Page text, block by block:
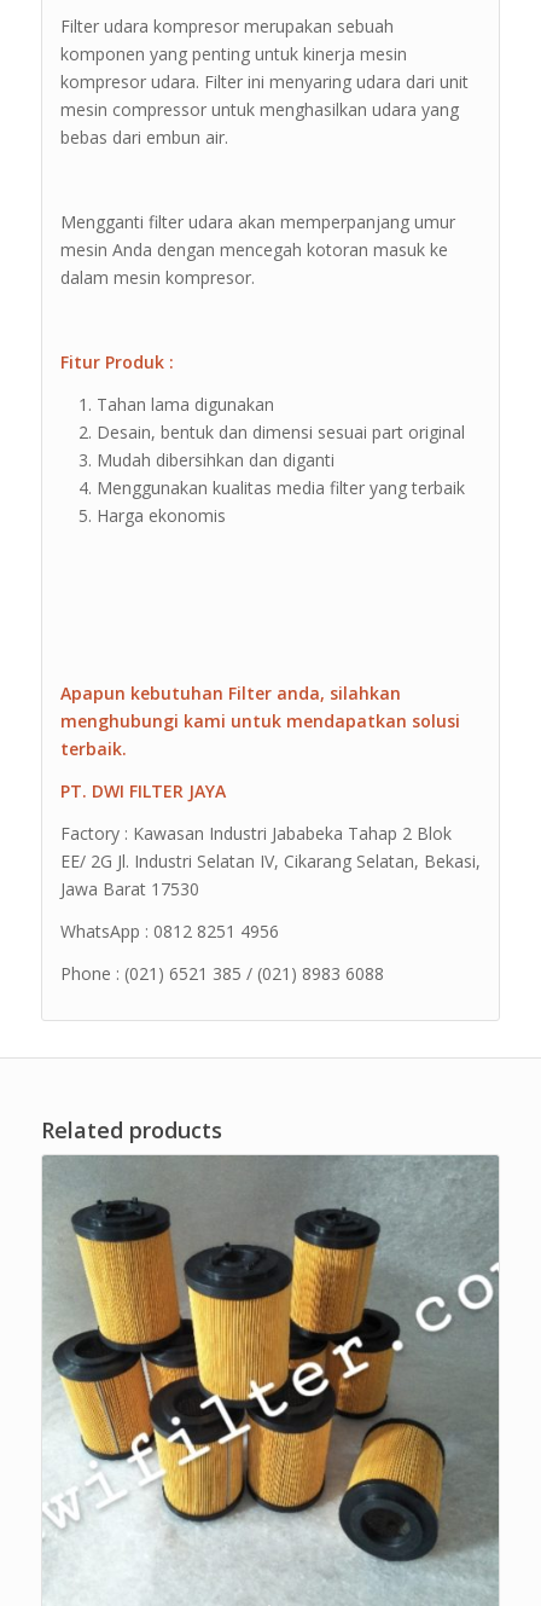
Filter udara kompresor merupakan sebuah
komponen yang penting untuk kinerja mesin
kompresor udara. Filter ini menyaring udara dari unit
mesin compressor untuk menghasilkan udara yang
bebas dari embun air.
Mengganti filter udara akan memperpanjang umur
mesin Anda dengan mencegah kotoran masuk ke
dalam mesin kompresor.
Fitur Produk :
Tahan lama digunakan
Desain, bentuk dan dimensi sesuai part original
Mudah dibersihkan dan diganti
Menggunakan kualitas media filter yang terbaik
Harga ekonomis
Apapun kebutuhan Filter anda, silahkan
menghubungi kami untuk mendapatkan solusi
terbaik.
PT. DWI FILTER JAYA
Factory : Kawasan Industri Jababeka Tahap 2 Blok
EE/ 2G Jl. Industri Selatan IV, Cikarang Selatan, Bekasi,
Jawa Barat 17530
WhatsApp : 0812 8251 4956
Phone : (021) 6521 385 / (021) 8983 6088
Related products